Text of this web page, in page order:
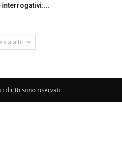
interrogativi:...
altri
i diritti sono riservati